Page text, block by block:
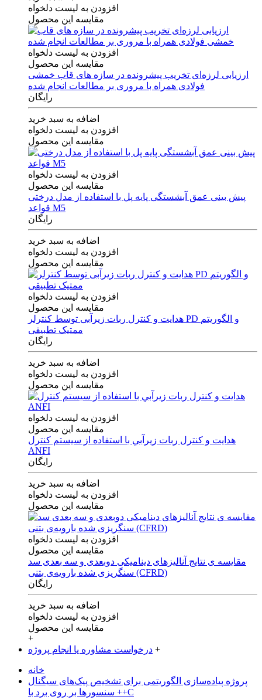
افزودن به لیست دلخواه
مقایسه این محصول
افزودن به لیست دلخواه
مقایسه این محصول
ارزیابی لرزه‌ای تخریب پیشرونده در سازه های قاب خمشی
فولادی همراه با مروری بر مطالعات انجام شده
رایگان
اضافه به سبد خرید
افزودن به لیست دلخواه
مقایسه این محصول
افزودن به لیست دلخواه
مقایسه این محصول
پیش بینی عمق آبشستگی پایه پل با استفاده از مدل درختی
قواعد M5
رایگان
اضافه به سبد خرید
افزودن به لیست دلخواه
مقایسه این محصول
افزودن به لیست دلخواه
مقایسه این محصول
هدایت و کنترل ربات زیرآبی توسط کنترلر PD و الگوریتم
ممتیک تطبیقی
رایگان
اضافه به سبد خرید
افزودن به لیست دلخواه
مقایسه این محصول
افزودن به لیست دلخواه
مقایسه این محصول
هدايت و كنترل ربات زيرآبي با استفاده از سيستم كنترل
ANFI
رایگان
اضافه به سبد خرید
افزودن به لیست دلخواه
مقایسه این محصول
افزودن به لیست دلخواه
مقایسه این محصول
مقایسه ی‌ نتایج آنالیزهای‌ دینامیکی‌ دوبعدی‌ و‌ سه بعدی‌ سد
سنگریزی‌ شده با‌رویه‌ی‌ بتنی‌ (CFRD)
رایگان
اضافه به سبد خرید
افزودن به لیست دلخواه
مقایسه این محصول
+
درخواست مشاوره یا انجام پروژه +
خانه
پروژه پیاده‌سازی الگوریتمی برای تشخیص پیک‌های سیگنال
سنسورها بر روی برد با ++C